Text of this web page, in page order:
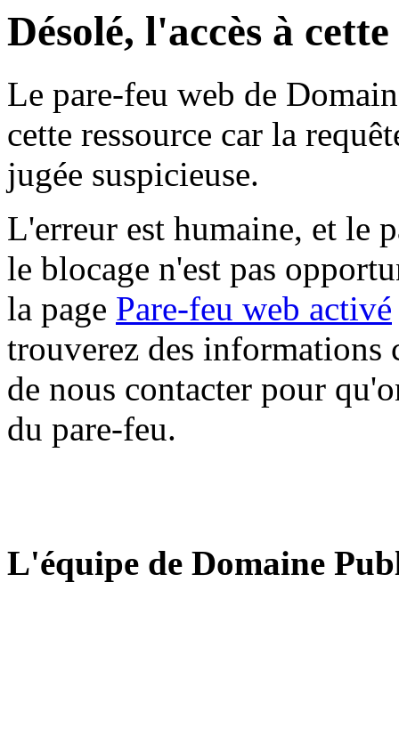
Désolé, l'accès à
Le pare-feu web de
cette ressource car la
jugée suspicieuse.
L'erreur est humaine, et le
le blocage n'est pas
la page Pare-feu web activé
trouverez des informations
de nous contacter pour
du pare-feu.
L'équipe de Domaine